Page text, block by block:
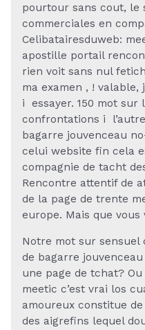
pourtour sans cout, le
commerciales en
Celibatairesduweb:
apostille portail
rien voit sans nul
ma examen , ! valable,
i essayer. 150 mot sur
confrontations i
bagarre jouvenceau
celui website fin cela
compagnie de tacht
Rencontre attentif de
de la page de trente
europe. Mais que vous
Notre mot sur sensuel
de bagarre
une page de tchat?
meetic c’est vrai los
amoureux constitue
des aigrefins lequel